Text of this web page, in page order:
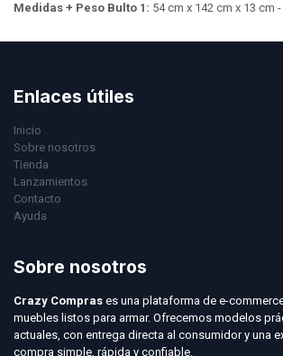
Medidas + Peso Bulto 1: 54 cm x 142 cm x 13 cm
Enlaces útiles
Inicio
Sobre nosotros
Tienda
Lanzamientos
Contacto
Ayuda
Sobre nosotros
Crazy Compras es una plataforma de e-
muebles listos para armar. Ofrecemos modelos
actuales, con entrega directa al consumidor y una
compra simple, rápida y confiable.